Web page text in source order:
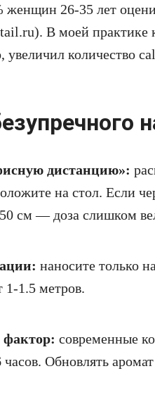
26-35 лет
В моей практике
количество
дистанцию»:
на стол. Если
см — доза слишком
наносите только
1-1.5 метров.
современные
Обновлять